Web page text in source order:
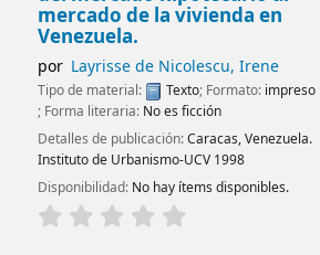
mercado de la vivienda en
Venezuela.
por Layrisse de Nicolescu, Irene
Tipo de material: Texto; Formato: impreso
; Forma literaria: No es ficción
Detalles de publicación:Caracas, Venezuela.
Instituto de Urbanismo-UCV 1998
Disponibilidad: No hay ítems disponibles.